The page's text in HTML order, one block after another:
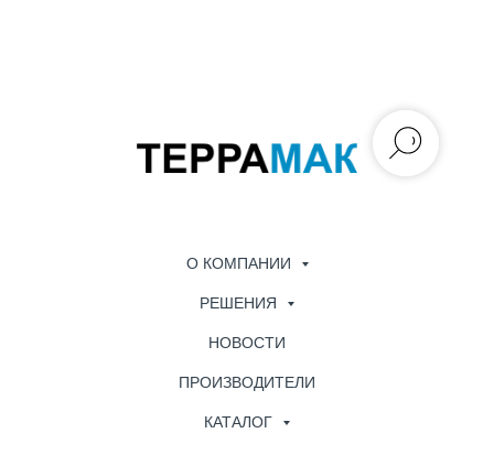
О КОМПАНИИ
РЕШЕНИЯ
НОВОСТИ
ПРОИЗВОДИТЕЛИ
КАТАЛОГ